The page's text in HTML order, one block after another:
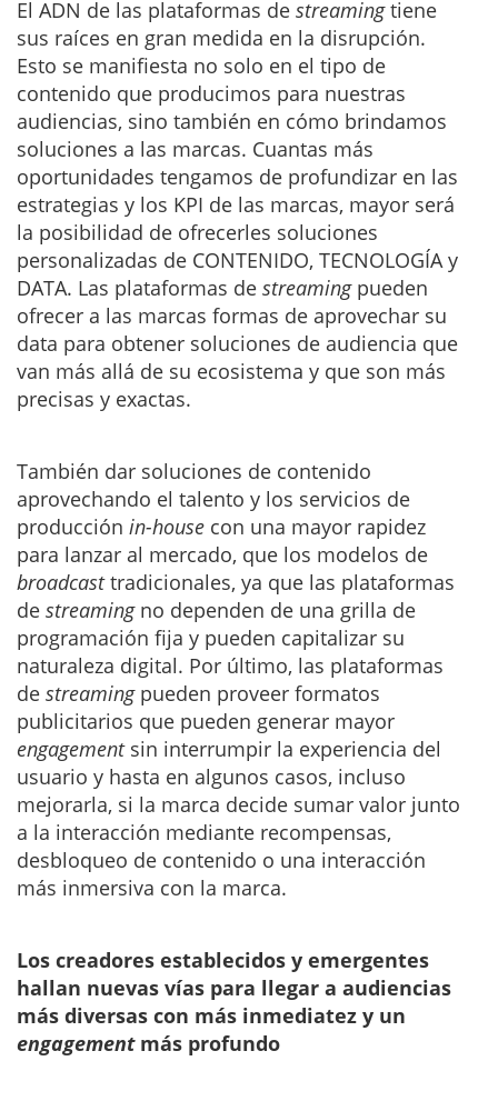
El ADN de las plataformas de streamingtiene
sus raíces en gran medida en la disrupción.
Esto se manifiesta no solo en el tipo de
contenido que producimos para nuestras
audiencias, sino también en cómo brindamos
soluciones a las marcas. Cuantas más
oportunidades tengamos de profundizar en las
estrategias y los KPI de las marcas, mayor será
la posibilidad de ofrecerles soluciones
personalizadas de CONTENIDO, TECNOLOGÍA y
DATA. Las plataformas de streamingpueden
ofrecer a las marcas formas de aprovechar su
data para obtener soluciones de audiencia que
van más allá de su ecosistema y que son más
precisas y exactas.
También dar soluciones de contenido
aprovechando el talento y los servicios de
producción in-house con una mayor rapidez
para lanzar al mercado, que los modelos de
broadcasttradicionales, ya que las plataformas
de streamingno dependen de una grilla de
programación fija y pueden capitalizar su
naturaleza digital. Por último, las plataformas
de streamingpueden proveer formatos
publicitarios que pueden generar mayor
engagementsin interrumpir la experiencia del
usuario y hasta en algunos casos, incluso
mejorarla, si la marca decide sumar valor junto
a la interacción mediante recompensas,
desbloqueo de contenido o una interacción
más inmersiva con la marca.
Los creadores establecidos y emergentes
hallan nuevas vías para llegar a audiencias
más diversas con más inmediatez y un
engagementmás profundo